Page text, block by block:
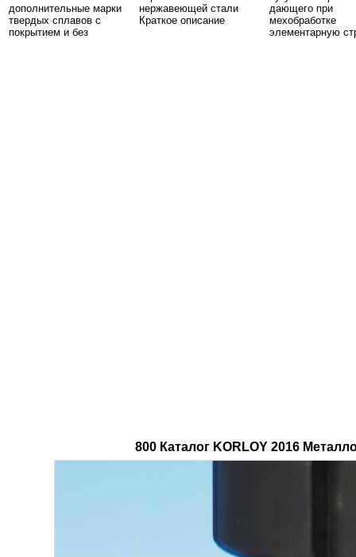
дополнительные марки
твердых сплавов с
покрытием и без
нержавеющей стали
Краткое описание
дающего при
мехобработке
элементарную
800 Каталог KORLOY 2016